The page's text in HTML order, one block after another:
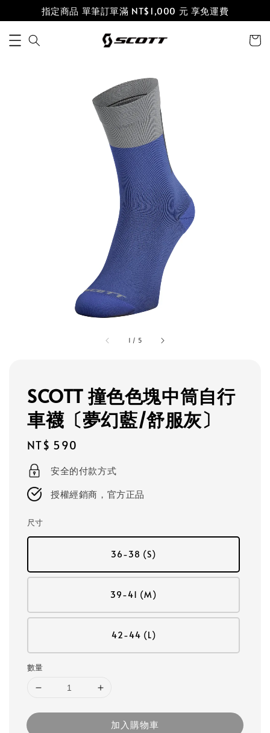
指定商品 單筆訂單滿 NT$1,000 元 享免運費
1 / 5
SCOTT 撞色色塊中筒自行
車襪〔夢幻藍/舒服灰〕
Regular
price
NT$ 590
安全的付款方式
授權經銷商，官方正品
尺寸
36-38 (S)
39-41 (M)
42-44 (L)
數量
加入購物車